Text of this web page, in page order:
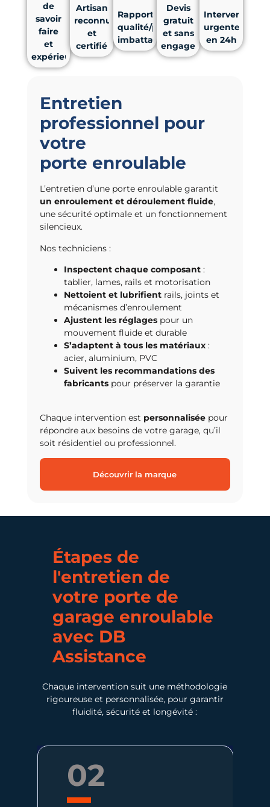
de
savoir
faire
et
expérience
Artisan
reconnu
et
certifié
Rapport
qualité/prix
imbattable
Devis
gratuit
et sans
engagement
Intervention
urgente
en 24h
Entretien
professionnel pour
votre
porte enroulable
L’entretien d’une porte enroulable garantit
un enroulement et déroulement fluide,
une sécurité optimale et un fonctionnement
silencieux.
Nos techniciens :
Inspectent chaque composant:
tablier, lames, rails et motorisation
Nettoient et lubrifientrails, joints et
mécanismes d’enroulement
Ajustent les réglagespour un
mouvement fluide et durable
S’adaptent à tous les matériaux:
acier, aluminium, PVC
Suivent les recommandations des
fabricantspour préserver la garantie
Chaque intervention est personnaliséepour
répondre aux besoins de votre garage, qu’il
soit résidentiel ou professionnel.
Découvrir la marque
Étapes de
l'entretien de
votre porte de
garage enroulable
avec DB
Assistance
Chaque intervention suit une méthodologie
rigoureuse et personnalisée, pour garantir
fluidité, sécurité et longévité :